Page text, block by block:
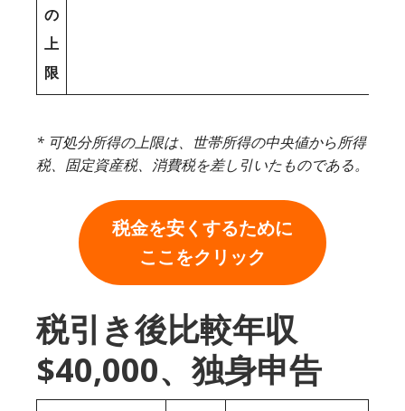
の
上
限
* 可処分所得の上限は、世帯所得の中央値から所得
税、固定資産税、消費税を差し引いたものである。
税金を安くするために
ここをクリック
税引き後比較年収
$40,000、独身申告